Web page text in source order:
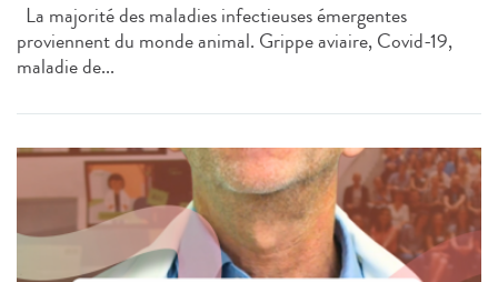
La majorité des maladies infectieuses émergentes
proviennent du monde animal. Grippe aviaire, Covid-19,
maladie de...